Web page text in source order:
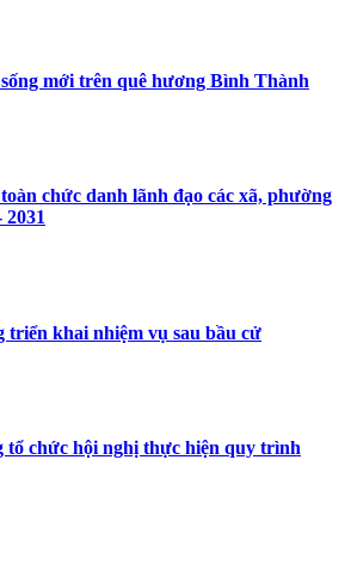
mới trên quê hương Bình Thành
chức danh lãnh đạo các xã, phường
triển khai nhiệm vụ sau bầu cử
tổ chức hội nghị thực hiện quy trình